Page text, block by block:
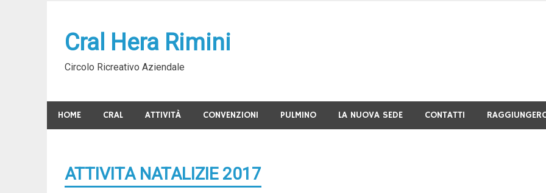
contentCral Hera Rimini
Circolo Ricreativo Aziendale
HOME CRAL ATTIVITÀ CONVENZIONI PULMINO LA NUOVA SEDE CONTATTI
ATTIVITA NATALIZIE 2017